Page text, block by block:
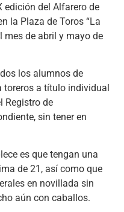
edición del Alfarero de
la Plaza de Toros “La
mes de abril y mayo de
los alumnos de
toreros a título individual
Registro de
sin tener en
es que tengan una
de 21, así como que
en novillada sin
aún con caballos.